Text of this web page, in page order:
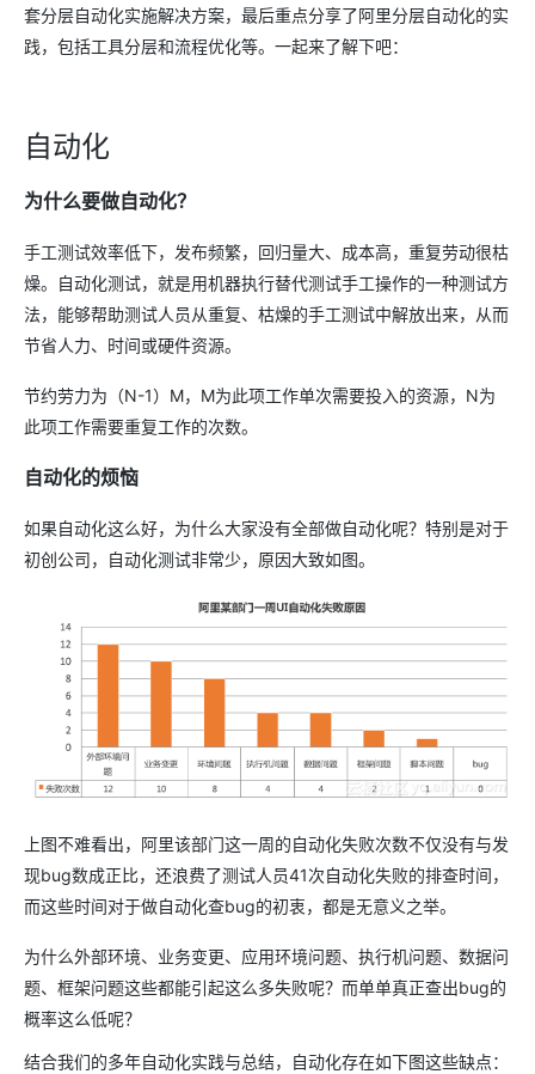
套分层自动化实施解决方案，最后重点分享了阿里分层自动化的实
践，包括工具分层和流程优化等。一起来了解下吧：
自动化
为什么要做自动化？
手工测试效率低下，发布频繁，回归量大、成本高，重复劳动很枯
燥。自动化测试，就是用机器执行替代测试手工操作的一种测试方
法，能够帮助测试人员从重复、枯燥的手工测试中解放出来，从而
节省人力、时间或硬件资源。
节约劳力为（N-1）M，M为此项工作单次需要投入的资源，N为
此项工作需要重复工作的次数。
自动化的烦恼
如果自动化这么好，为什么大家没有全部做自动化呢？特别是对于
初创公司，自动化测试非常少，原因大致如图。
上图不难看出，阿里该部门这一周的自动化失败次数不仅没有与发
现bug数成正比，还浪费了测试人员41次自动化失败的排查时间，
而这些时间对于做自动化查bug的初衷，都是无意义之举。
为什么外部环境、业务变更、应用环境问题、执行机问题、数据问
题、框架问题这些都能引起这么多失败呢？而单单真正查出bug的
概率这么低呢？
结合我们的多年自动化实践与总结，自动化存在如下图这些缺点：